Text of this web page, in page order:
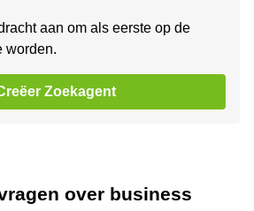
aan om als eerste op de
worden.
Zoekagent
over business